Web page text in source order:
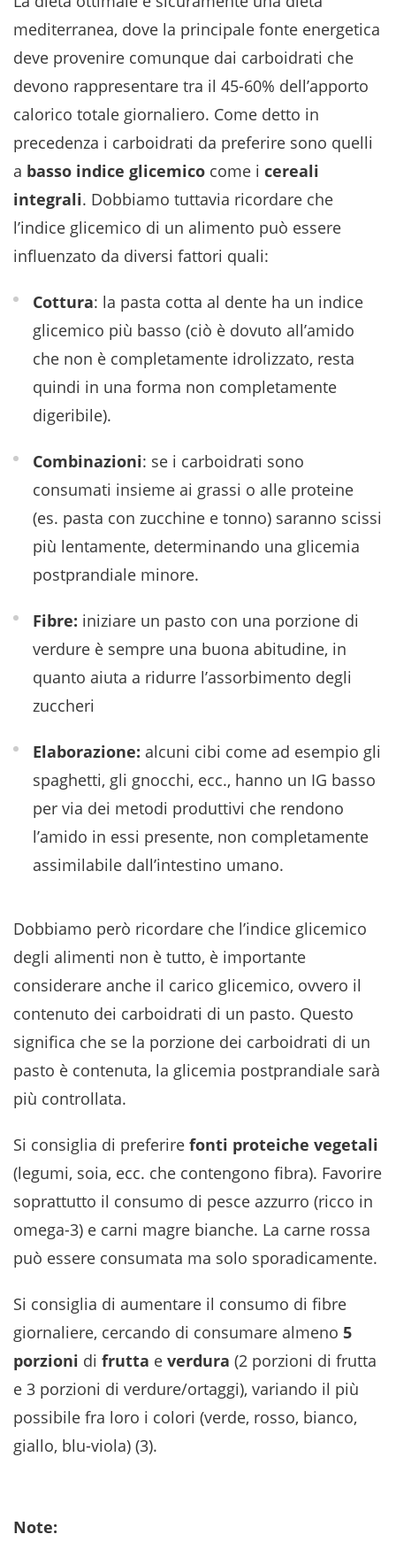
mediterranea, dove la principale fonte energetica
deve provenire comunque dai carboidrati che
devono rappresentare tra il 45-60% dell’apporto
calorico totale giornaliero. Come detto in
precedenza i carboidrati da preferire sono quelli
a basso indice glicemico come i cereali
integrali. Dobbiamo tuttavia ricordare che
l’indice glicemico di un alimento può essere
influenzato da diversi fattori quali:
Cottura: la pasta cotta al dente ha un indice
glicemico più basso (ciò è dovuto all’amido
che non è completamente idrolizzato, resta
quindi in una forma non completamente
digeribile).
Combinazioni: se i carboidrati sono
consumati insieme ai grassi o alle proteine
(es. pasta con zucchine e tonno) saranno scissi
più lentamente, determinando una glicemia
postprandiale minore.
Fibre: iniziare un pasto con una porzione di
verdure è sempre una buona abitudine, in
quanto aiuta a ridurre l’assorbimento degli
zuccheri
Elaborazione: alcuni cibi come ad esempio gli
spaghetti, gli gnocchi, ecc., hanno un IG basso
per via dei metodi produttivi che rendono
l’amido in essi presente, non completamente
assimilabile dall’intestino umano.
Dobbiamo però ricordare che l’indice glicemico
degli alimenti non è tutto, è importante
considerare anche il carico glicemico, ovvero il
contenuto dei carboidrati di un pasto. Questo
significa che se la porzione dei carboidrati di un
pasto è contenuta, la glicemia postprandiale sarà
più controllata.
Si consiglia di preferire fonti proteiche vegetali
(legumi, soia, ecc. che contengono fibra). Favorire
soprattutto il consumo di pesce azzurro (ricco in
omega-3) e carni magre bianche. La carne rossa
può essere consumata ma solo sporadicamente.
Si consiglia di aumentare il consumo di fibre
giornaliere, cercando di consumare almeno 5
porzioni di frutta e verdura (2 porzioni di frutta
e 3 porzioni di verdure/ortaggi), variando il più
possibile fra loro i colori (verde, rosso, bianco,
giallo, blu-viola) (3).
Note: